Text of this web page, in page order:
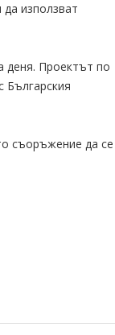
използват
деня. Проектът по
Българския
съоръжение да се